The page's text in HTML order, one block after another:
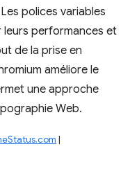
polices variables
leurs performances et
de la prise en
améliore le
une approche
Web.
|